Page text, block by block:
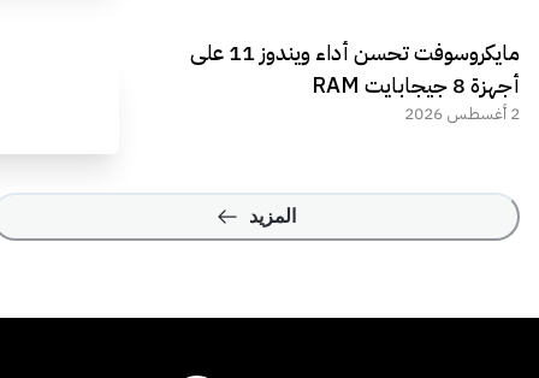
مايكروسوفت تحسن أداء ويندوز 11 على
أجهزة 8 جيجابايت RAM
2 أغسطس 2026
المزيد